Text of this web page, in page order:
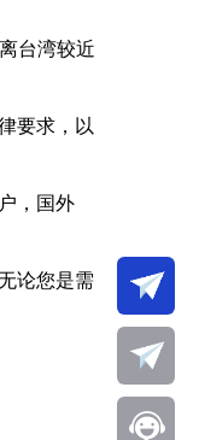
台湾较近
要求，以
，国外
论您是需